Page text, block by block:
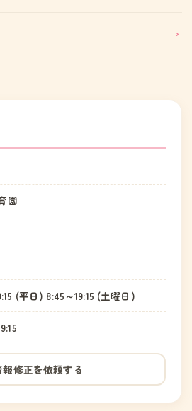
園
(平日) 8:45～19:15 (土曜日)
報修正を依頼する